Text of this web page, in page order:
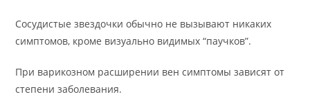
Сосудистые звездочки обычно не вызывают никаких
симптомов, кроме визуально видимых “паучков”.
При варикозном расширении вен симптомы зависят от
степени заболевания.